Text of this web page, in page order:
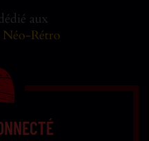
aux
Néo-Rétro